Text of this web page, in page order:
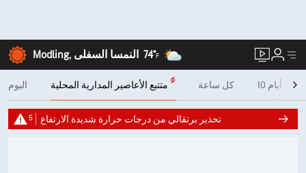
Modling, النمسا السفلى 74°F
اليوم متتبع الأعاصير المدارية المحلية كل ساعة 10 أيام
5 تحذير برتقالي من درجات حرارة شديدة الارتفاع